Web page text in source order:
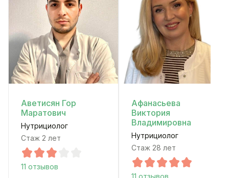
Аветисян Гор
Маратович
Нутрициолог
Стаж 2 лет
11 отзывов
Афанасьева
Виктория
Владимировна
Нутрициолог
Стаж 28 лет
11 отзывов